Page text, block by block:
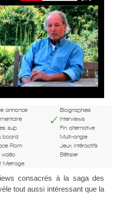
annonce
Biographies
Interviews
sup
Fin alternative
board
Multi-angle
Rom
Jeux intéractifs
vidéo
Bêtisier
Metrage
consacrés à la saga des
tout aussi intéressant que la